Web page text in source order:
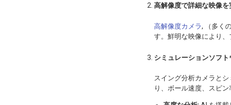
高解像度で詳細な映像を
高解像度カメラ, （多く
す。鮮明な映像により
シミュレーションソフ
スイング分析カメラと
り、ボール速度、スピ